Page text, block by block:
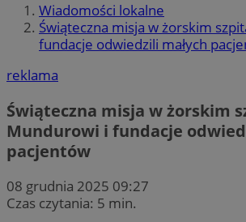
Wiadomości lokalne
Świąteczna misja w żorskim
fundacje odwiedzili małych
reklama
Świąteczna misja w żorskim
Mundurowi i fundacje
pacjentów
08 grudnia 2025 09:27
Czas czytania: 5 min.